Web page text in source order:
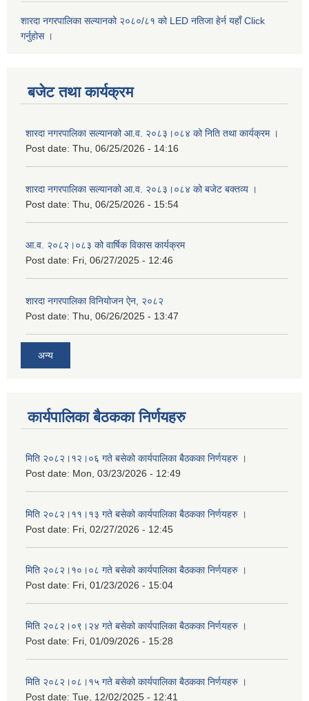
शारदा नगरपालिका सल्यानको २०८०/८१ को LED नतिजा हेर्न यहाँ Click
गर्नुहोस ।
बजेट तथा कार्यक्रम
शारदा नगरपालिका सल्यानको आ.व. २०८३।०८४ को निति तथा कार्यक्रम ।
Post date: Thu, 06/25/2026 - 14:16
शारदा नगरपालिका सल्यानको आ.व. २०८३।०८४ को बजेट बक्तव्य ।
Post date: Thu, 06/25/2026 - 15:54
आ.व. २०८२।०८३ को वार्षिक विकास कार्यक्रम
Post date: Fri, 06/27/2025 - 12:46
शारदा नगरपालिका विनियोजन ऐन, २०८२
Post date: Thu, 06/26/2025 - 13:47
अन्य
कार्यपालिका बैठकका निर्णयहरु
मिति २०८२।१२।०६ गते बसेको कार्यपालिका बैठकका निर्णयहरु ।
Post date: Mon, 03/23/2026 - 12:49
मिति २०८२।११।१३ गते बसेको कार्यपालिका बैठकका निर्णयहरु ।
Post date: Fri, 02/27/2026 - 12:45
मिति २०८२।१०।०८ गते बसेको कार्यपालिका बैठकका निर्णयहरु ।
Post date: Fri, 01/23/2026 - 15:04
मिति २०८२।०९।२४ गते बसेको कार्यपालिका बैठकका निर्णयहरु ।
Post date: Fri, 01/09/2026 - 15:28
मिति २०८२।०८।१५ गते बसेको कार्यपालिका बैठकका निर्णयहरु ।
Post date: Tue, 12/02/2025 - 12:41